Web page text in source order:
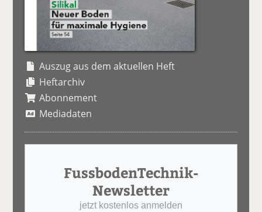
Auszug aus dem aktuellen Heft
Heftarchiv
Abonnement
Mediadaten
FussbodenTechnik-
Newsletter
jetzt kostenlos anmelden